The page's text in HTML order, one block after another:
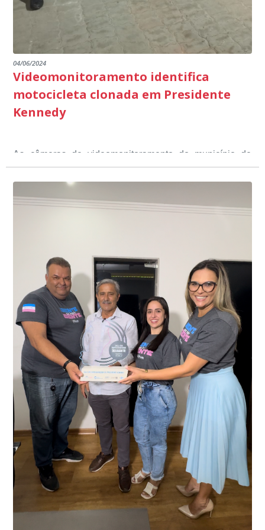
04/06/2024
Videomonitoramento identifica
motocicleta clonada em Presidente
Kennedy
As câmeras de videomonitoramento do município de
Presidente Kennedy identificaram neste fim de semana,
01 de junho, uma motocicleta com indícios de
adulteração, imediatamente, a central de
videomonitoramento acionou a Guarda Civil Municipal,
Durante a abordagem a adulteração foi comprovada,
conta do sistema de videomonitoramento instalado
recentemente em todo o município de Presidente
Kennedy, o sistema é integrado com outros municípios
do país, sendo possível a identificação de veículos por
meio do cruzamento de informações, nesse caso
específico, com dados de uma cidade do Estado do Rio
de Janeiro.
“Mais de 100 câmeras foram instaladas na sede e no
interior de Presidente Kennedy, garantindo mais
segurança à população, seja nas ruas, no comércio, os
produtores agropecuários. Estamos no rumo certo,
parabéns a todos os servidores que contribuem para a
segurança da nossa cidade”, destaca o prefeito Dorlei
Fontão.